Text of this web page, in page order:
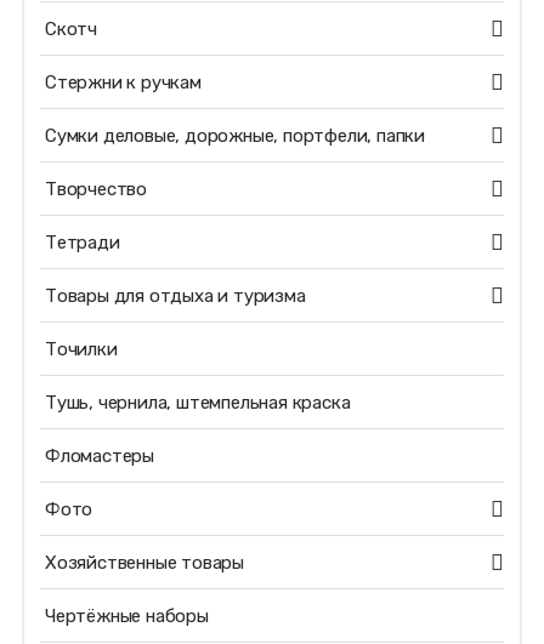
Скотч
Стержни к ручкам
Сумки деловые, дорожные, портфели, папки
Творчество
Тетради
Товары для отдыха и туризма
Точилки
Тушь, чернила, штемпельная краска
Фломастеры
Фото
Хозяйственные товары
Чертёжные наборы